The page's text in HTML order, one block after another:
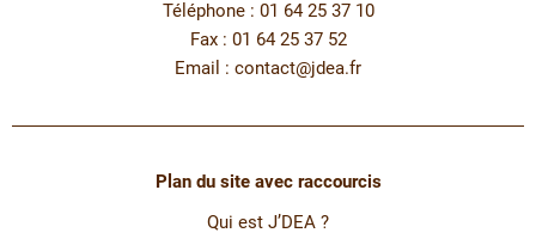
Téléphone : 01 64 25 37 10
Fax : 01 64 25 37 52
Email : contact@jdea.fr
Plan du site avec raccourcis
Qui est J’DEA ?